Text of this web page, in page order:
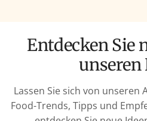
Entdecken Sie neue Ideen in
unseren
Lassen Sie sich von unseren
Food-Trends, Tipps und